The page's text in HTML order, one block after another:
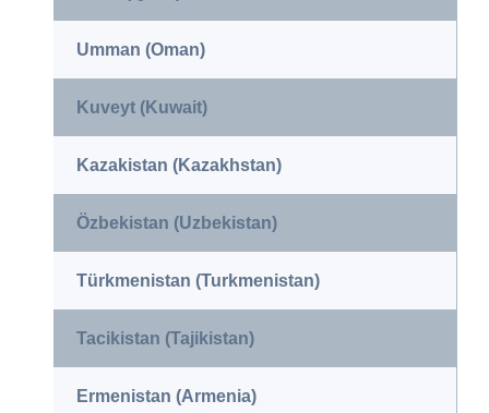
Umman (Oman)
Kuveyt (Kuwait)
Kazakistan (Kazakhstan)
Özbekistan (Uzbekistan)
Türkmenistan (Turkmenistan)
Tacikistan (Tajikistan)
Ermenistan (Armenia)